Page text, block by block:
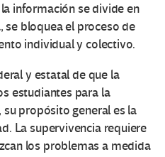
información se divide en
bloquea el proceso de
individual y colectivo.
y estatal de que la
estudiantes para la
propósito general es la
La supervivencia requiere
los problemas a medida